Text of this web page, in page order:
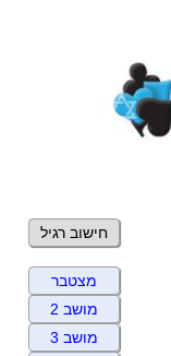
חישוב רגיל
מצטבר
מושב 2
מושב 3